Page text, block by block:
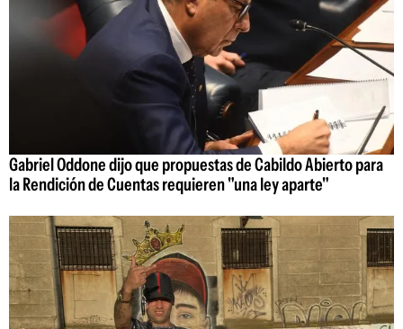
Gabriel Oddone dijo que propuestas de Cabildo Abierto para
la Rendición de Cuentas requieren "una ley aparte"